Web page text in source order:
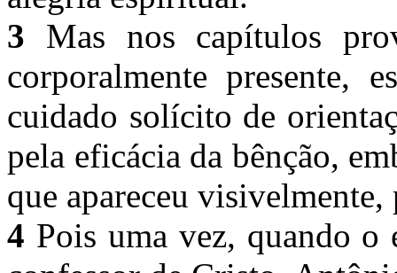
3 Mas nos capítulos
corporalmente presente,
cuidado solícito de
pela eficácia da bênção,
que apareceu
4 Pois uma vez, quando o